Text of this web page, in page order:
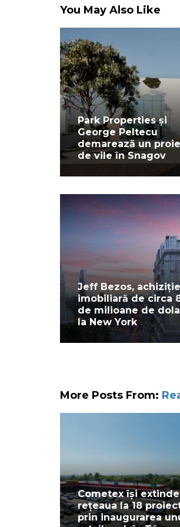
You May Also Like
Park Properties și
George Peltecu
demarează un
de vile în Snagov
Jeff Bezos, achiziție
imobiliară de circa
de milioane de
la New York
More Posts From:
Cometex își extinde
rețeaua la 18
prin inaugurarea